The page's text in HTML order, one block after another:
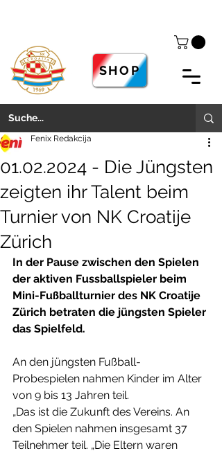
SHOP
01.02.2024 - Die Jüngsten
zeigten ihr Talent beim
Turnier von NK Croatije
Zürich
Fenix Redakcija
In der Pause zwischen den Spielen
der aktiven Fussballspieler beim
Mini-Fußballturnier des NK Croatije
Zürich betraten die jüngsten Spieler
das Spielfeld.
An den jüngsten Fußball-
Probespielen nahmen Kinder im Alter
von 9 bis 13 Jahren teil.
„Das ist die Zukunft des Vereins. An
den Spielen nahmen insgesamt 37
Teilnehmer teil. „Die Eltern waren